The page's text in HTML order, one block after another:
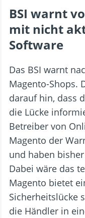
BSI warnt
mit nicht
Software
Das BSI warnt
Magento-Shops.
darauf hin, dass
die Lücke
Betreiber von
Magento der
und haben
Dabei wäre das
Magento bietet
Sicherheitslücke
die Händler in